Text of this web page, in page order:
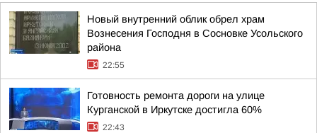
Новый внутренний облик обрел храм
Вознесения Господня в Сосновке Усольского
района
22:55
Готовность ремонта дороги на улице
Курганской в Иркутске достигла 60%
22:43